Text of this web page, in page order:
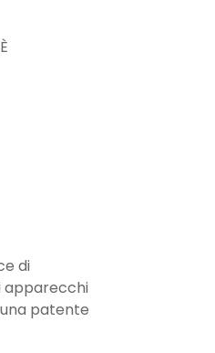
di
apparecchi
patente